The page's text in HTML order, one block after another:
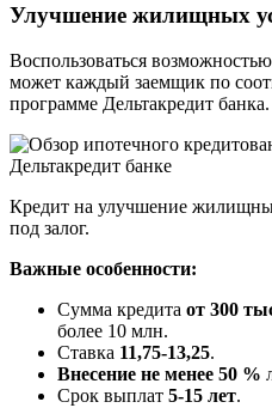
Улучшение жилищных
Воспользоваться
может каждый заемщик по
программе Дельтакредит банка.
Кредит на улучшение
под залог.
Важные особенности:
Сумма кредита от 300
более 10 млн.
Ставка 11,75-13,25.
Внесение не менее 50 %
Срок выплат 5-15 лет.